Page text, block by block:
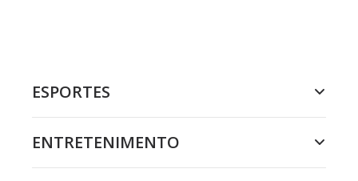
ESPORTES
ENTRETENIMENTO